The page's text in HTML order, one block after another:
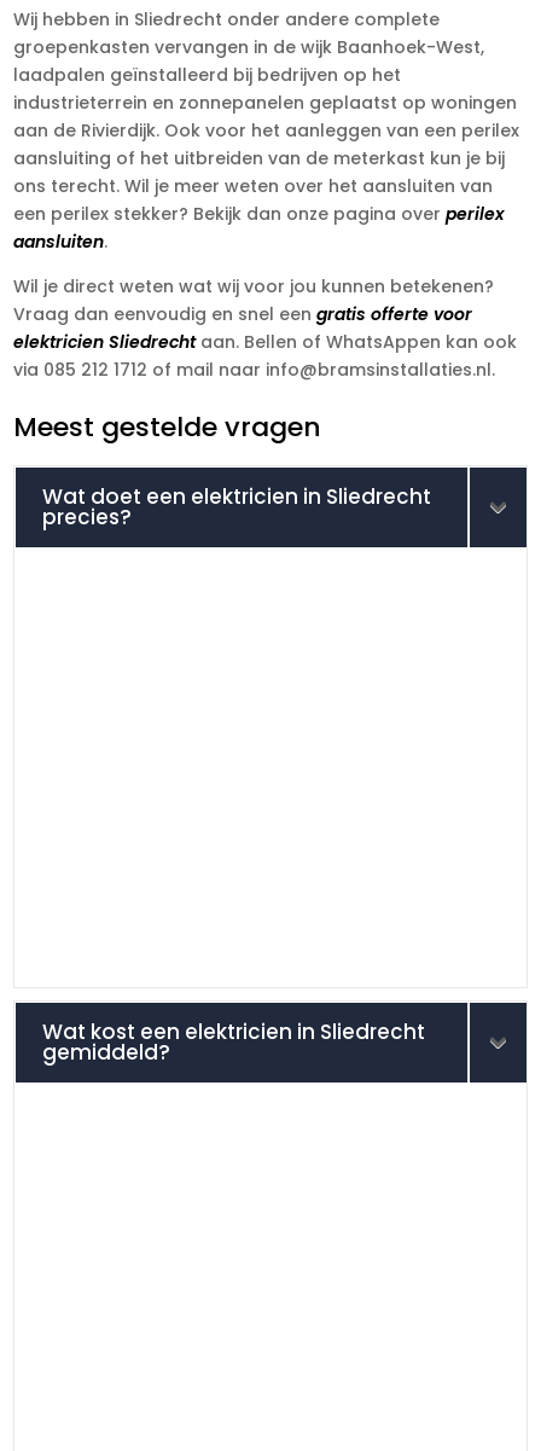
Wij hebben in Sliedrecht onder andere complete
groepenkasten vervangen in de wijk Baanhoek-West,
laadpalen geïnstalleerd bij bedrijven op het
industrieterrein en zonnepanelen geplaatst op woningen
aan de Rivierdijk. Ook voor het aanleggen van een perilex
aansluiting of het uitbreiden van de meterkast kun je bij
ons terecht. Wil je meer weten over het aansluiten van
een perilex stekker? Bekijk dan onze pagina overperilex
aansluiten.
Wil je direct weten wat wij voor jou kunnen betekenen?
Vraag dan eenvoudig en snel eengratis offerte voor
elektricien Sliedrechtaan. Bellen of WhatsAppen kan ook
via 085 212 1712 of mail naar info@bramsinstallaties.nl.
Meest gestelde vragen
Wat doet een elektricien in Sliedrecht
precies?
Wat kost een elektricien in Sliedrecht
gemiddeld?